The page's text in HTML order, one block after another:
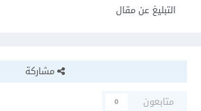
التبليغ عن مقال
مشاركة
متابعون
0